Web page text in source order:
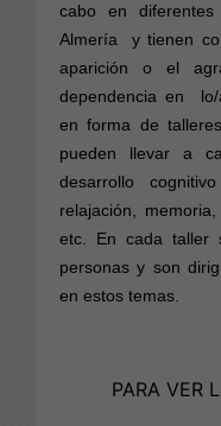
cabo en
Almería y tienen
aparición o el
dependencia en lo/
en forma de
pueden llevar a
desarrollo
relajación,
etc. En cada taller
personas y son
en estos temas.
PARA VER